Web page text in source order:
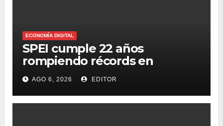
ECONOMÍA DIGITAL
SPEI cumple 22 años
rompiendo récords en
transferencias y adopción
AGO 6, 2026 EDITOR